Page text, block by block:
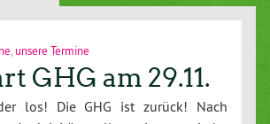
unsere Termine
GHG am 29.11.
los! Die GHG ist zurück! Nach